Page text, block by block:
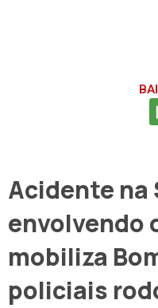
Acidente na
envolvendo
mobiliza
policiais